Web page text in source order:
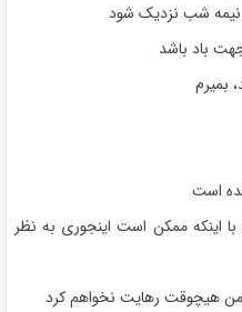
شب نزدیک شود
باد باشد
بمیرم
است
با اینکه ممکن است اینجوری به نظر
هیچوقت رهایت نخواهم کرد